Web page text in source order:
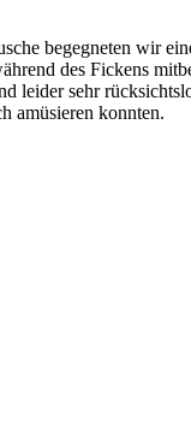
begegneten wir
des Fickens
leider sehr
amüsieren konnten.